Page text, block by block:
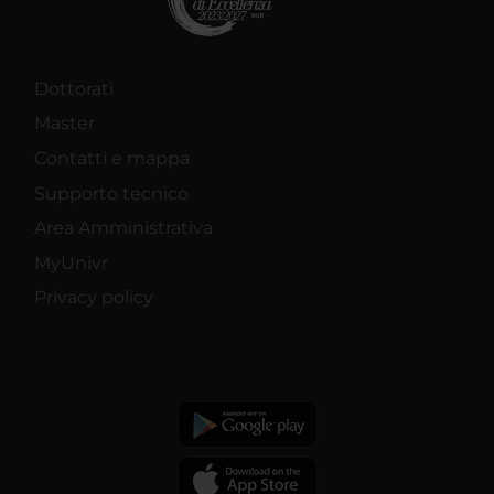
Dottorati
Master
Contatti e mappa
Supporto tecnico
Area Amministrativa
MyUnivr
Privacy policy